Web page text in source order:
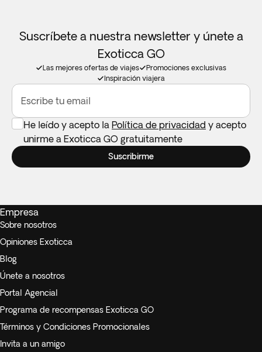
Suscríbete a nuestra newsletter y únete a
Exoticca GO
Las mejores ofertas de viajes
Promociones exclusivas
Inspiración viajera
Escribe tu email
He leído y acepto la Política de privacidad y acepto
unirme a Exoticca GO gratuitamente
Suscribirme
Empresa
Sobre nosotros
Opiniones Exoticca
Blog
Únete a nosotros
Portal Agencial
Programa de recompensas Exoticca GO
Términos y Condiciones Promocionales
Invita a un amigo